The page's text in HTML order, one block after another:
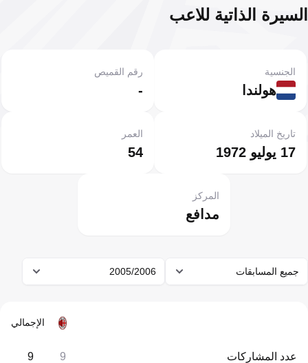
السيرة الذاتية للاعب
هولندا
الجنسية
-
رقم القميص
17 يوليو 1972
تاريخ الميلاد
54
العمر
مدافع
المركز
جميع المسابقات 2005/2006
الإجمالي
عدد المشاركات 9
9